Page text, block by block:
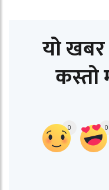
यो
कस्तो
0 0